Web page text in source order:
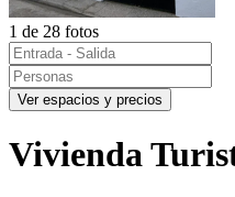
1 de 28 fotos
Ver espacios y precios
Vivienda